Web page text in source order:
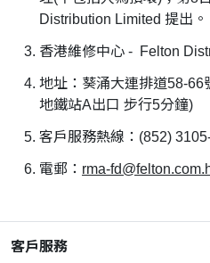
Distribution Limited 提出。
香港維修中心 - Felton
地址：葵涌大連排道58-66
地鐵站A出口 步行5分鐘)
客戶服務熱線：(852)
電郵： rma-
客戶服務